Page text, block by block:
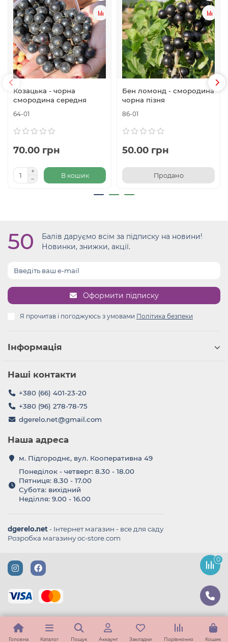
Козацька - чорна
смородина середня
64-01
70.00 грн
В кошик
Бен ломонд - смородина
чорна пізня
86-01
50.00 грн
Продано
50
Балів даруємо всім за підписку на новини!
Новинки, знижки, акції.
Оформити підписку
Я прочитав і погоджуюсь з умовами Політика безпеки
Інформація
Наші контакти
+380 (66) 401-23-20
+380 (96) 278-78-75
dgerelo.net@gmail.com
Наша адреса
м. Підгороднє, вул. Кооперативна 49
Понеділок - четверг: 8.30 - 18.00
Пятниця: 8.30 - 17.00
Субота: вихідний
Неділля: 9.00 - 16.00
dgerelo.net- Інтернет магазин - все для саду
Розробка магазину oc-store.com
0
Головна Каталог Пошук Аккаунт Закладки Порівняння Кошик